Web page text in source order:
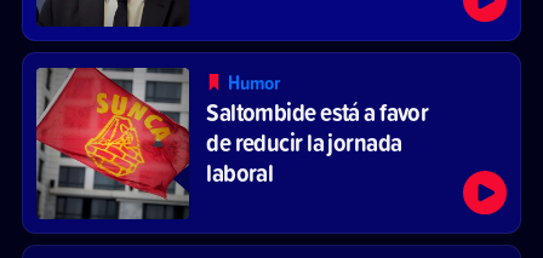
Humor
Saltombide está a favor
de reducir la jornada
laboral